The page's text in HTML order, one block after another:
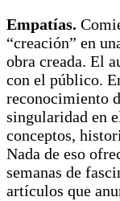
Empatías.
“creación” en
obra creada. El
con el público.
reconocimiento
singularidad en
conceptos,
Nada de eso
semanas de
artículos que